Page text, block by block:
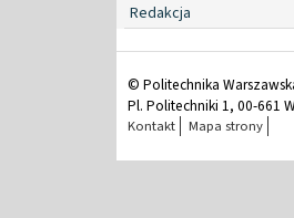
Redakcja
© Politechnika
Pl. Politechniki 1, 00-661
Kontakt Mapa strony